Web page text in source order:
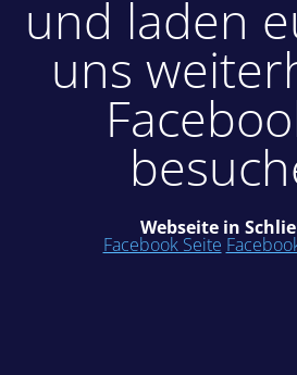
und laden
uns
Webseite in
Facebook Seite